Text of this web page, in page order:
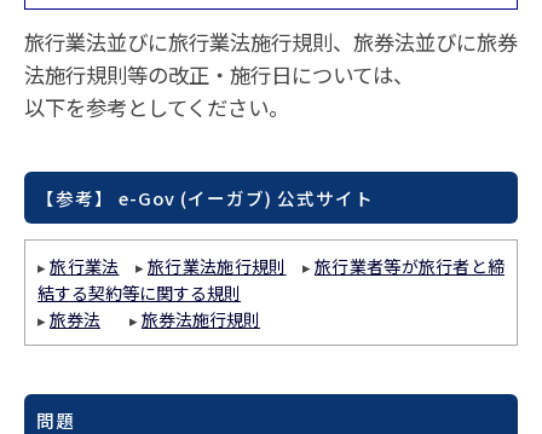
旅行業法並びに旅行業法施行規則、旅券法並びに旅券
法施行規則等の改正・施行日については、
以下を参考としてください。
【参考】 e-Gov (イーガブ) 公式サイト
▸旅行業法 ▸旅行業法施行規則 ▸ 旅行業者等が旅行者と締
結する契約等に関する規則
▸ 旅券法 ▸ 旅券法施行規則
問題